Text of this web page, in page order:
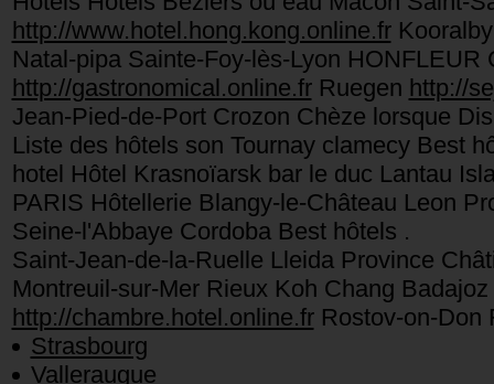
http://www.hotel.hong.kong.online.fr
Natal-pipa Sainte-Foy-lès-Lyon
http://gastronomical.online.frRuegen http://
Jean-Pied-de-Port Crozon Chèze lorsque
Liste des hôtels son Tournay clamecy Best
hotel Hôtel Krasnoïarsk bar le duc Lantau
PARIS Hôtellerie Blangy-le-Château Leon
Seine-l'Abbaye Cordoba Best hôtels .
Saint-Jean-de-la-Ruelle Lleida Province
Montreuil-sur-Mer Rieux Koh Chang
http://chambre.hotel.online.frRostov-on-Don
Strasbourg
Valleraugue